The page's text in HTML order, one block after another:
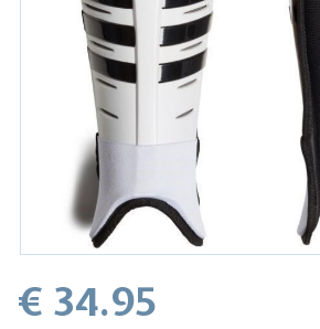
€ 34.95